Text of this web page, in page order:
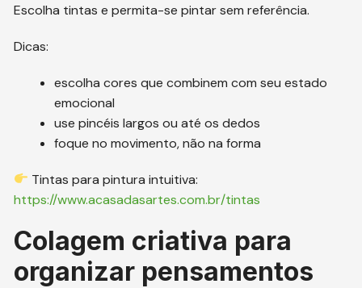
Escolha tintas e permita-se pintar sem referência.
Dicas:
escolha cores que combinem com seu estado
emocional
use pincéis largos ou até os dedos
foque no movimento, não na forma
Tintas para pintura intuitiva:
https://www.acasadasartes.com.br/tintas
Colagem criativa para
organizar pensamentos